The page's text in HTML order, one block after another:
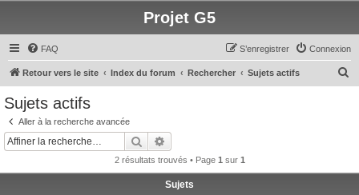
Projet G5
FAQ Connexion
S’enregistrer
Retour vers le site Index du forum Rechercher Sujets actifs
Sujets actifs
Aller à la recherche avancée
Rechercher
2 résultats trouvés • Page 1 sur 1
Sujets